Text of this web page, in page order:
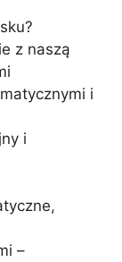
z naszą
i
i
–